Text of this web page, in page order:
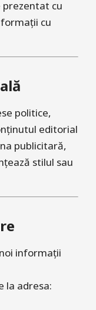
cu
cu
politice,
editorial
publicitară,
stilul sau
informații
la adresa: